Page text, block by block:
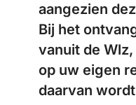
aangezien
Bij het
vanuit de
op uw eigen
daarvan